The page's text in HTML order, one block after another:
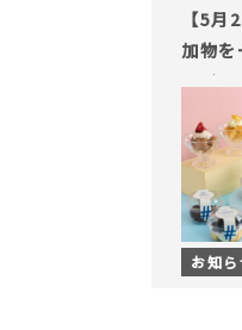
【5
加物
ライフ
お知ら